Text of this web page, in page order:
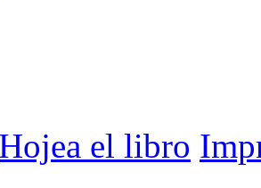
Hojea el libro